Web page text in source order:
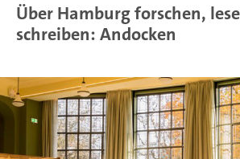
Über Hamburg forschen,
schreiben: Andocken